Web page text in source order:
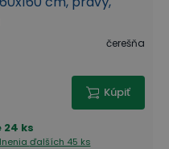
čerešňa
Kúpiť
24 ks
ďalších 45 ks